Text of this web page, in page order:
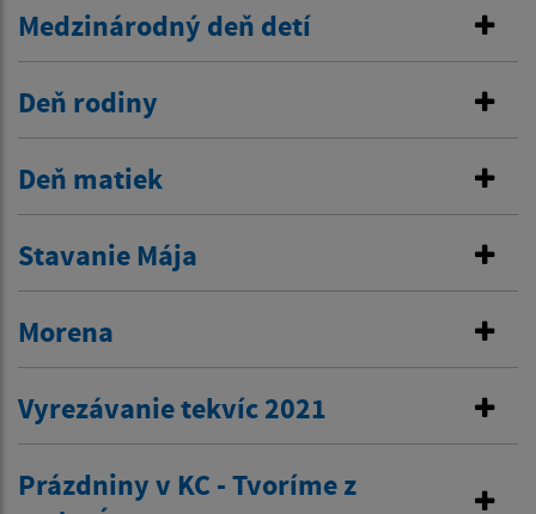
Medzinárodný deň detí
Deň rodiny
Deň matiek
Stavanie Mája
Morena
Vyrezávanie tekvíc 2021
Prázdniny v KC - Tvoríme z